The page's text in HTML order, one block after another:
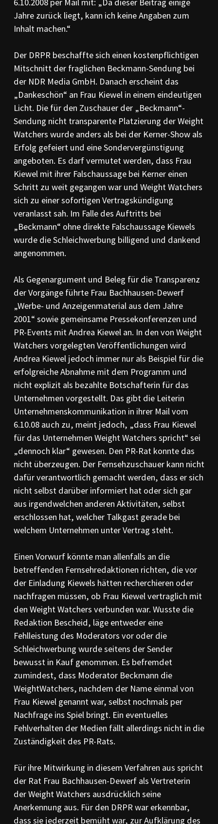
6.10.2008 per Mail mit: „Da dieser Beitrag einige
Jahre zurück liegt, kann ich keine Angaben zum
Inhalt machen.“
Der DRPR beschaffte sich einen kostenpflichtigen
Mitschnitt der fraglichen Beckmann-Sendung bei
der NDR Media GmbH. Danach erscheint das
„Dankeschön“ an Frau Kiewel in einem eindeutigen
Licht. Die für den Zuschauer der „Beckmann“-
Sendung nicht transparente Platzierung der Weight
Watchers wurde anders als bei der Kerner-Show als
Erfolg gefeiert und eine Sondervergünstigung
angeboten. Es darf vermutet werden, dass Frau
Kiewel mit ihrer Falschaussage bei Kerner einen
Schritt zu weit gegangen war und Weight Watchers
sich zu einer sofortigen Vertragskündigung
veranlasst sah. Im Falle des Auftritts bei
„Beckmann“ ohne direkte Falschaussage Kiewels
wurde die Schleichwerbung billigend und dankend
angenommen.
Als Gegenargument und Beleg für die Transparenz
der Vorgänge führte Frau Bachhausen-Dewerf
„Werbe- und Anzeigenmaterial aus dem Jahre
2001“ sowie gemeinsame Pressekonferenzen und
PR-Events mit Andrea Kiewel an. In den von Weight
Watchers vorgelegten Veröffentlichungen wird
Andrea Kiewel jedoch immer nur als Beispiel für die
erfolgreiche Abnahme mit dem Programm und
nicht explizit als bezahlte Botschafterin für das
Unternehmen vorgestellt. Das gibt die Leiterin
Unternehmenskommunikation in ihrer Mail vom
6.10.08 auch zu, meint jedoch, „dass Frau Kiewel
für das Unternehmen Weight Watchers spricht“ sei
„dennoch klar“ gewesen. Den PR-Rat konnte das
nicht überzeugen. Der Fernsehzuschauer kann nicht
dafür verantwortlich gemacht werden, dass er sich
nicht selbst darüber informiert hat oder sich gar
aus irgendwelchen anderen Aktivitäten, selbst
erschlossen hat, welcher Talkgast gerade bei
welchem Unternehmen unter Vertrag steht.
Einen Vorwurf könnte man allenfalls an die
betreffenden Fernsehredaktionen richten, die vor
der Einladung Kiewels hätten recherchieren oder
nachfragen müssen, ob Frau Kiewel vertraglich mit
den Weight Watchers verbunden war. Wusste die
Redaktion Bescheid, läge entweder eine
Fehlleistung des Moderators vor oder die
Schleichwerbung wurde seitens der Sender
bewusst in Kauf genommen. Es befremdet
zumindest, dass Moderator Beckmann die
WeightWatchers, nachdem der Name einmal von
Frau Kiewel genannt war, selbst nochmals per
Nachfrage ins Spiel bringt. Ein eventuelles
Fehlverhalten der Medien fällt allerdings nicht in die
Zuständigkeit des PR-Rats.
Für ihre Mitwirkung in diesem Verfahren aus spricht
der Rat Frau Bachhausen-Dewerf als Vertreterin
der Weight Watchers ausdrücklich seine
Anerkennung aus. Für den DRPR war erkennbar,
dass sie jederzeit bemüht war, zur Aufklärung des